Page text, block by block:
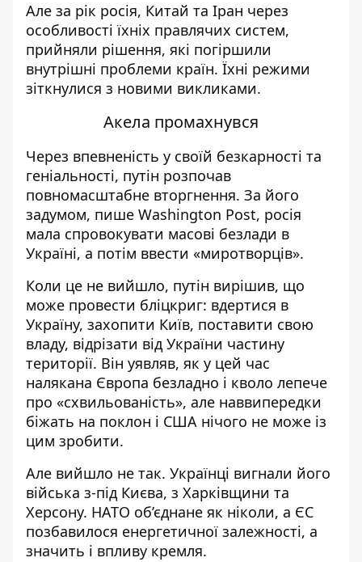
Але за рік росія, Китай та Іран через
особливості їхніх правлячих систем,
прийняли рішення, які погіршили
внутрішні проблеми країн. Їхні режими
зіткнулися з новими викликами.
Акела промахнувся
Через впевненість у своїй безкарності та
геніальності, путін розпочав
повномасштабне вторгнення. За його
задумом, пише Washington Post, росія
мала спровокувати масові безлади в
Україні, а потім ввести «миротворців».
Коли це не вийшло, путін вирішив, що
може провести бліцкриг: вдертися в
Україну, захопити Київ, поставити свою
владу, відрізати від України частину
території. Він уявляв, як у цей час
налякана Європа безладно і кволо лепече
про «схвильованість», але наввипередки
біжать на поклон і США нічого не може із
цим зробити.
Але вийшло не так. Українці вигнали його
війська з-під Києва, з Харківщини та
Херсону. НАТО об’єднане як ніколи, а ЄС
позбавилося енергетичної залежності, а
значить і впливу кремля.